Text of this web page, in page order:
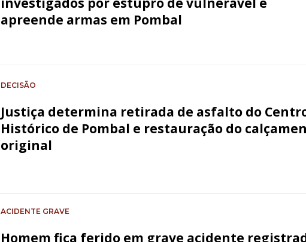
apreende armas em Pombal
DECISÃO
Justiça determina retirada de asfalto do
Histórico de Pombal e restauração do
original
ACIDENTE GRAVE
Homem fica ferido em grave acidente